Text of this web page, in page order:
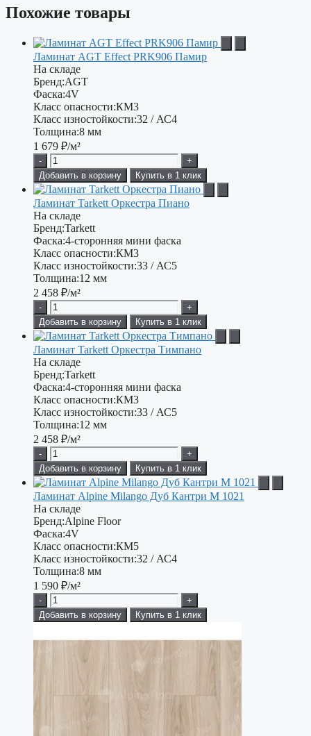
Похожие товары
Ламинат AGT Effect PRK906 Памир
На складе
Бренд:AGT
Фаска:4V
Класс опасности:КМ3
Класс изностойкости:32 / АС4
Толщина:8 мм
1 679 ₽/м²
-
+
Добавить в корзину
Купить в 1 клик
Ламинат Tarkett Оркестра Пиано
На складе
Бренд:Tarkett
Фаска:4-сторонняя мини фаска
Класс опасности:КМ3
Класс изностойкости:33 / АС5
Толщина:12 мм
2 458 ₽/м²
-
+
Добавить в корзину
Купить в 1 клик
Ламинат Tarkett Оркестра Тимпано
На складе
Бренд:Tarkett
Фаска:4-сторонняя мини фаска
Класс опасности:КМ3
Класс изностойкости:33 / АС5
Толщина:12 мм
2 458 ₽/м²
-
+
Добавить в корзину
Купить в 1 клик
Ламинат Alpine Milango Дуб Кантри М 1021
На складе
Бренд:Alpine Floor
Фаска:4V
Класс опасности:КМ5
Класс изностойкости:32 / АС4
Толщина:8 мм
1 590 ₽/м²
-
+
Добавить в корзину
Купить в 1 клик